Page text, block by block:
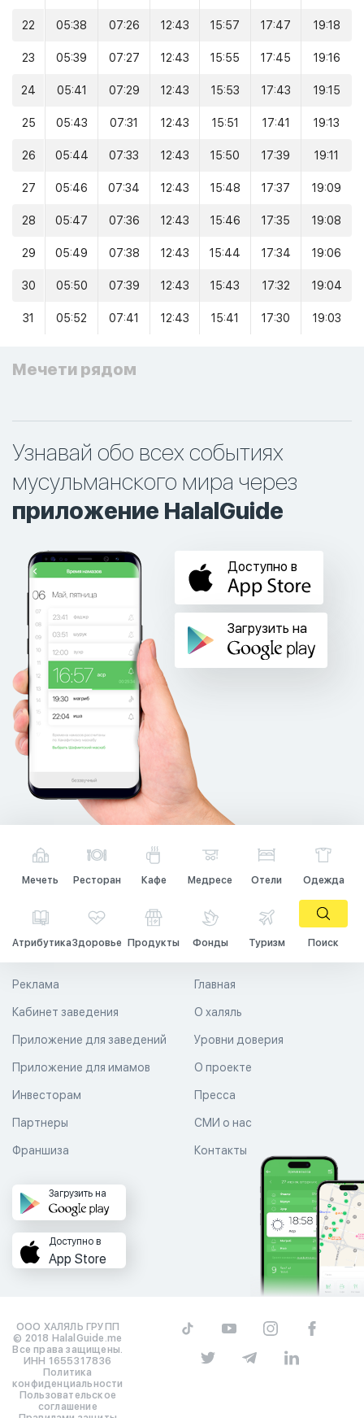
22 05:38 07:26 12:43 15:57 17:47 19:18
23 05:39 07:27 12:43 15:55 17:45 19:16
24 05:41 07:29 12:43 15:53 17:43 19:15
25 05:43 07:31 12:43 15:51 17:41 19:13
26 05:44 07:33 12:43 15:50 17:39 19:11
27 05:46 07:34 12:43 15:48 17:37 19:09
28 05:47 07:36 12:43 15:46 17:35 19:08
29 05:49 07:38 12:43 15:44 17:34 19:06
30 05:50 07:39 12:43 15:43 17:32 19:04
31 05:52 07:41 12:43 15:41 17:30 19:03
Мечети рядом
Узнавай обо всех событиях
мусульманского мира через
приложение HalalGuide
Доступно в
Загрузить на
Мечеть Ресторан Кафе Медресе Отели Одежда
АтрибутикаЗдоровье Продукты Фонды Туризм Поиск
Главная
О халяль
Уровни доверия
Реклама
Кабинет заведения
Приложение для заведений
Приложение для имамов О проекте
Пресса
СМИ о нас
Контакты
Инвесторам
Партнеры
Франшиза
Загрузить на
Доступно в
App Store
ООО ХАЛЯЛЬ ГРУПП
© 2018 HalalGuide.me
Все права защищены.
ИНН 1655317836
Политика
конфиденциальности
Пользовательское
соглашение